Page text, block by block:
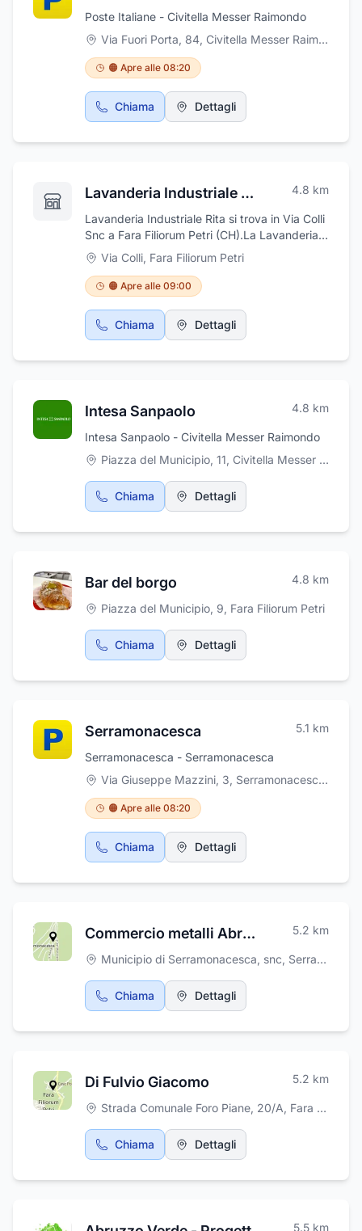
Poste Italiane - Civitella Messer Raimondo
Via Fuori Porta, 84, Civitella Messer Raimondo
🟠 Apre alle 08:20
Chiama Dettagli
Lavanderia Industriale Rita 4.8 km
Lavanderia Industriale Rita si trova in Via Colli
Snc a Fara Filiorum Petri (CH).La Lavanderia
Industriale Rita opera con professionalità e
attenzione a Fara Filiorum Petri, offrendo
servizi specializzati di lavanderia industriale
per alberghi, ristoranti e comunità. L'azienda
si occupa del lavaggio, della sanificazione e
del noleggio di biancheria, garantendo
Grazie all’esperienza maturata nel settore,
la gestione della biancheria.
Via Colli, Fara Filiorum Petri
🟠 Apre alle 09:00
Chiama Dettagli
Intesa Sanpaolo 4.8 km
Intesa Sanpaolo - Civitella Messer Raimondo
Piazza del Municipio, 11, Civitella Messer Raimondo
Chiama Dettagli
Bar del borgo 4.8 km
Piazza del Municipio, 9, Fara Filiorum Petri
Chiama Dettagli
Serramonacesca 5.1 km
Serramonacesca - Serramonacesca
Via Giuseppe Mazzini, 3, Serramonacesca,
🟠 Apre alle 08:20
Chiama Dettagli
Commercio metalli Abruzzo coop slm 5.2 km
Municipio di Serramonacesca, snc, Serramonacesca
Chiama Dettagli
Di Fulvio Giacomo 5.2 km
Strada Comunale Foro Piane, 20/A, Fara Filiorum Petri
Chiama Dettagli
5.5 km